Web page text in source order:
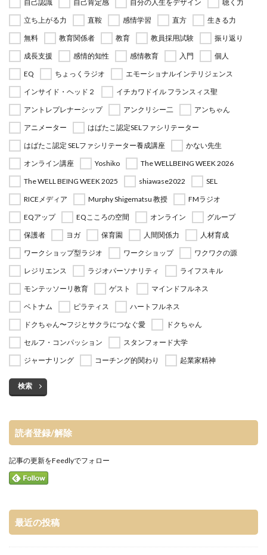
自己認識 自己肯定感 自分の人生をデザイン
聴く力
立ち上がる力
直鞍 感情学習 直方
生きる力
無料
教育関係者 教育 教員採用試験
振り返り
成長支援
感情的知性 感情教育 入門
個人
EQ
ちょっくラジオ
エモーショナルインテリジェンス
インサイド・ヘッド２
イチカワドイル フランスィス聖
アントレプレナーシップ
アンクリシー二
アンちゃん
アニメーター
はばたこ認定SELファシリテーター
はばたこ認定 SELファシリテーター養成講座
かない先生
オンライン講座
Yoshiko
The WELLBEING WEEK 2026
The WELL BEING WEEK 2025
shiawase2022
SEL
RICEメディア
Murphy Shigematsu 教授
FMラジオ
EQアップ
EQこころの空間 オンライン
グループ
保護者
ヨガ 保育園 人間関係力
人材育成
ワークショップ型ラジオ
ワークショップ
ワクワクの源
レジリエンス
ラジオパーソナリティ
ライフスキル
モンテッソーリ教育
ゲスト
マインドフルネス
ベトナム
ピラティス
ハートフルネス
ドクちゃん〜フジとサクラにつなぐ愛
ドクちゃん
セルフ・コンパッション
スタンフォード大学
ジャーナリング
コーチング的関わり 起業家精神
検索
読者登録/解除
記事の更新をFeedlyでフォロー
最近の投稿